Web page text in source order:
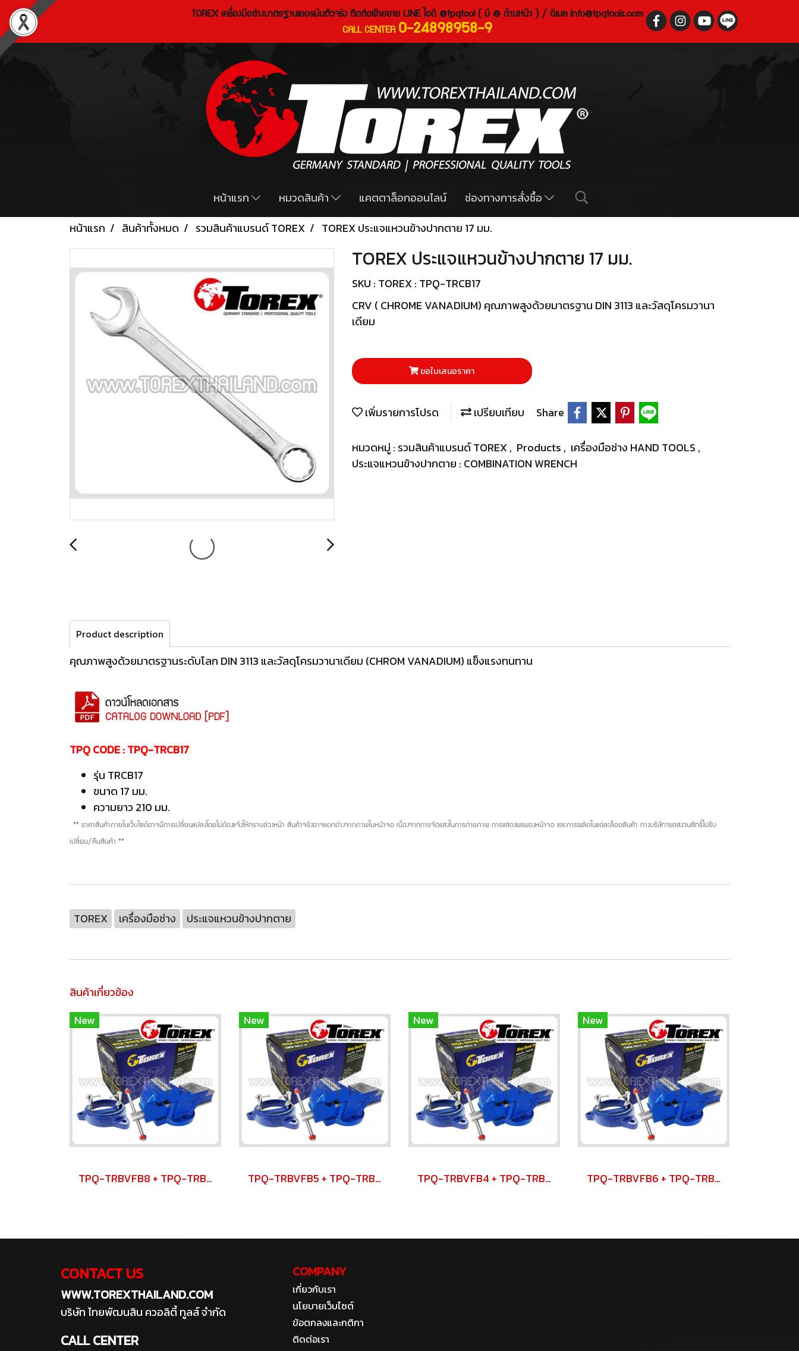
TOREX เครื่องมือช่างมาตรฐานเยอรมันตัวจริง ติดต่อฝ่ายขาย LINE ไอดี @tpqtool ( มี @ ด้านหน้า ) / อีเมล info@tpqtools.com
CALL CENTER 0-24898958-9
หน้าแรก หมวดสินค้า แคตตาล็อกออนไลน์
ช่องทางการสั่งซื้อ
หน้าแรก
สินค้าทั้งหมด รวมสินค้าแบรนด์ TOREX TOREX ประแจแหวนข้างปากตาย 17 มม.
TOREX ประแจแหวนข้างปากตาย 17 มม.
SKU : TOREX : TPQ-TRCB17
CRV ( CHROME VANADIUM) คุณภาพสูงด้วยมาตรฐาน DIN 3113 และวัสดุโครมวานา
เดียม
ขอใบเสนอราคา
เพิ่มรายการโปรด เปรียบเทียบ Share
หมวดหมู่ : รวมสินค้าแบรนด์ TOREX, Products , เครื่องมือช่าง HAND TOOLS ,
ประแจแหวนข้างปากตาย : COMBINATION WRENCH
Product description
คุณภาพสูงด้วยมาตรฐานระดับโลก DIN 3113 และวัสดุโครมวานาเดียม (CHROM VANADIUM) แข็งแรงทนทาน
TPQ CODE : TPQ-TRCB17
รุ่น TRCB17
ขนาด 17 มม.
ความยาว 210 มม.
** ราคาสินค้าภายในเว็บไซต์อาจมีการเปลี่ยนแปลงโดยไม่ต้องแจ้งให้ทราบล่วงหน้า สินค้าจริงอาจแตกต่างจากภาพในหน้าจอ เนื่องจากการจัดแสงในการถ่ายภาพ การแสดงผลของหน้าจอ และการผลิตในแต่ละล็อตสินค้า ทางบริษัทฯขอสงวนสิทธิ์ไม่รับ
เปลี่ยน/คืนสินค้า **
TOREX เครื่องมือช่าง ประแจแหวนข้างปากตาย
สินค้าเกี่ยวข้อง
New
TPQ-TRBVFB8 + TPQ-TRBSWV8 ชุดปากกาจับชิ้นงาน 200 มม. (8") พร้อมฐานหมุน
New
TPQ-TRBVFB5 + TPQ-TRBSWV5 ชุดปากกาจับชิ้นงาน 125 มม. (5") พร้อมฐานหมุน
New
TPQ-TRBVFB4 + TPQ-TRBSWV4 ชุดปากกาจับชิ้นงาน 100 มม. (4") พร้อมฐานหมุน
New
TPQ-TRBVFB6 + TPQ-TRBSWV6 ชุดปากกาจับชิ้นงาน 150 มม. (6") พร้อมฐานหมุน
CONTACT US
WWW.TOREXTHAILAND.COM
บริษัท ไทยพัฒนสิน ควอลิตี้ ทูลส์ จำกัด
CALL CENTER
COMPANY
เกี่ยวกับเรา
นโยบายเว็บไซต์
ข้อตกลงและกติกา
ติดต่อเรา